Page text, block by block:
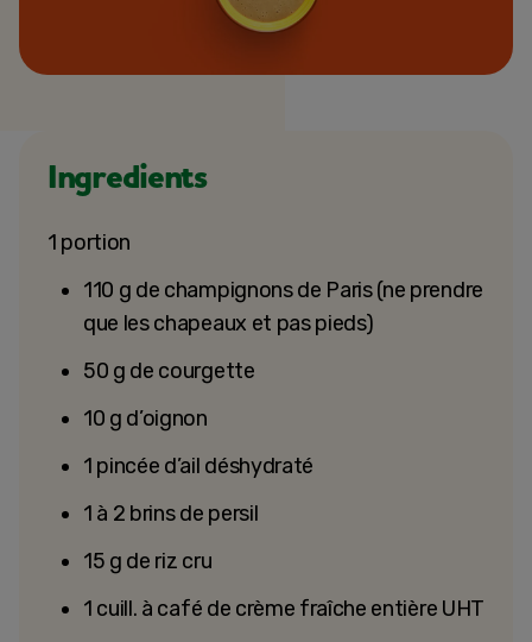
Ingredients
1 portion
110 g de champignons de Paris (ne prendre
que les chapeaux et pas pieds)
50 g de courgette
10 g d’oignon
1 pincée d’ail déshydraté
1 à 2 brins de persil
15 g de riz cru
1 cuill. à café de crème fraîche entière UHT